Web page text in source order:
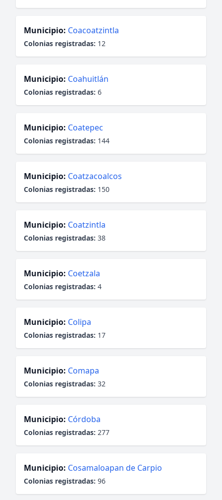
Municipio: Coacoatzintla
Colonias registradas: 12
Municipio: Coahuitlán
Colonias registradas: 6
Municipio: Coatepec
Colonias registradas: 144
Municipio: Coatzacoalcos
Colonias registradas: 150
Municipio: Coatzintla
Colonias registradas: 38
Municipio: Coetzala
Colonias registradas: 4
Municipio: Colipa
Colonias registradas: 17
Municipio: Comapa
Colonias registradas: 32
Municipio: Córdoba
Colonias registradas: 277
Municipio: Cosamaloapan de Carpio
Colonias registradas: 96